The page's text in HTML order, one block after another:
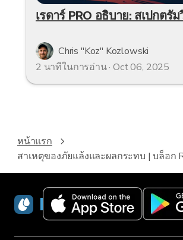
เรดาร์ PRO อธิบาย: สเปกตรั
Chris "Koz" Kozlowski
2 นาทีในการอ่าน · Oct 06, 2025
หน้าแรก
สาเหตุของภัยแล้งและผลกระทบ | บล็อก
RainViewer